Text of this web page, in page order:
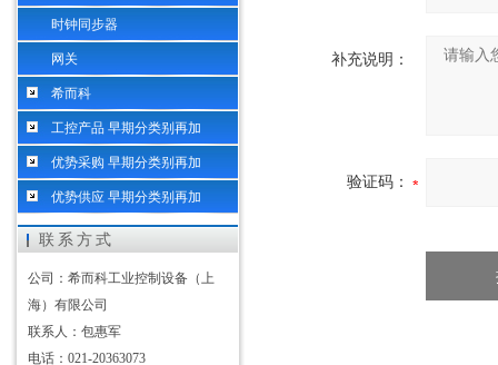
时钟同步器
网关
希而科
工控产品 早期分类别再加
优势采购 早期分类别再加
优势供应 早期分类别再加
联系方式
公司：希而科工业控制设备（上
海）有限公司
联系人：包惠军
电话：021-20363073
补充说明：
验证码：